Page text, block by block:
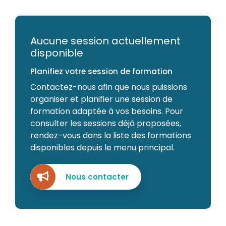
Aucune session actuellement
disponible
Planifiez votre session de formation
Contactez-nous afin que nous puissions
organiser et planifier une session de
formation adaptée à vos besoins. Pour
consulter les sessions déjà proposées,
rendez-vous dans la liste des formations
disponibles depuis le menu principal.
Nous contacter